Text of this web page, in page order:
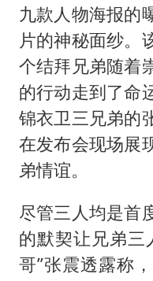
九款人物海报的
片的神秘面纱。
个结拜兄弟随着
的行动走到了命
锦衣卫三兄弟的
在发布会现场展
弟情谊。
尽管三人均是首
的默契让兄弟三
哥”张震透露称